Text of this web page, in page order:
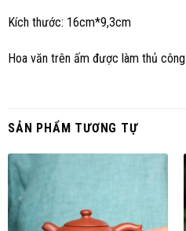
Kích thước: 16cm*9,3cm
Hoa văn trên ấm được làm thủ công
SẢN PHẨM TƯƠNG TỰ